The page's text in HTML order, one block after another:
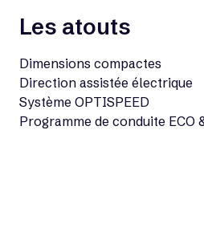
Les atouts
Dimensions compactes
Direction assistée électrique
Système OPTISPEED
Programme de conduite ECO